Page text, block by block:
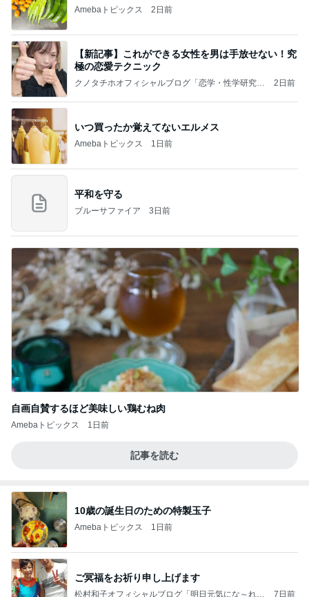
Amebaトピックス 2日前
【新記事】これができる女性を男は手放せない！究
極の恋愛テクニック
クノタチホオフィシャルブログ「恋学・性学研究
2日前
いつ買ったか覚えてないエルメス
Amebaトピックス 1日前
平和を守る
ブルーサファイア 3日前
自画自賛するほど美味しい鶏むね肉
Amebaトピックス 1日前
記事を読む
10歳の誕生日のための特製玉子
Amebaトピックス 1日前
ご冥福をお祈り申し上げます
松村和子オフィシャルブログ「明日元気にな～れ」 7日前